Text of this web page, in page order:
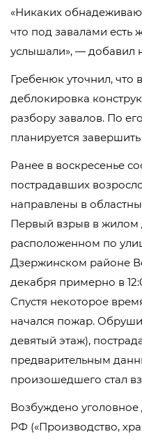
«Никаких
что под завалами есть
услышали», — добавил
Гребенюк уточнил, что
деблокировка
разбору завалов. По
планируется
Ранее в воскресенье
пострадавших
направлены в
Первый взрыв в жилом
расположенном по
Дзержинском районе
декабря примерно в
Спустя некоторое
начался пожар.
девятый этаж),
предварительным
произошедшего стал
Возбуждено уголовное
РФ («Производство,